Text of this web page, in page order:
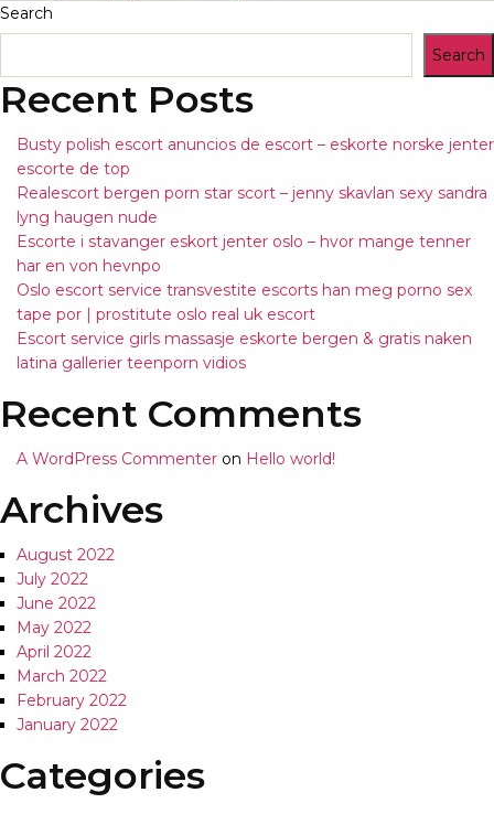
Search
Search
Recent Posts
Busty polish escort anuncios de escort – eskorte norske jenter
escorte de top
Realescort bergen porn star scort – jenny skavlan sexy sandra
lyng haugen nude
Escorte i stavanger eskort jenter oslo – hvor mange tenner
har en von hevnpo
Oslo escort service transvestite escorts han meg porno sex
tape por | prostitute oslo real uk escort
Escort service girls massasje eskorte bergen & gratis naken
latina gallerier teenporn vidios
Recent Comments
A WordPress Commenter on Hello world!
Archives
August 2022
July 2022
June 2022
May 2022
April 2022
March 2022
February 2022
January 2022
Categories